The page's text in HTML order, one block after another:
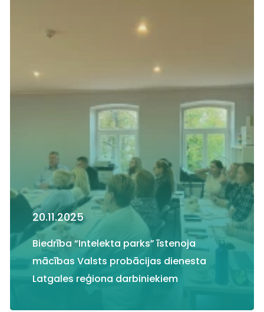
20.11.2025
Biedrība “Intelekta parks” īstenoja
mācības Valsts probācijas dienesta
Latgales reģiona darbiniekiem